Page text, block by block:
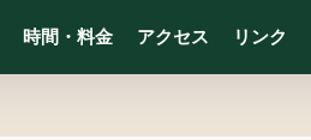
時間・料金 アクセス リンク